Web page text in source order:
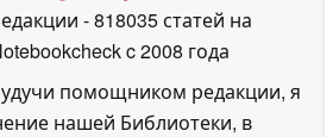
- 818035 статей на
c 2008 года
помощником редакции, я
нашей Библиотеки, в